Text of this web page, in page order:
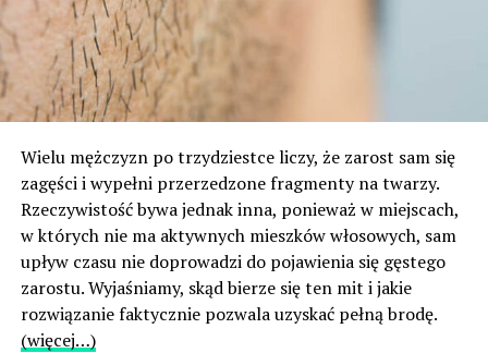
Wielu mężczyzn po trzydziestce liczy, że zarost sam się
zagęści i wypełni przerzedzone fragmenty na twarzy.
Rzeczywistość bywa jednak inna, ponieważ w miejscach,
w których nie ma aktywnych mieszków włosowych, sam
upływ czasu nie doprowadzi do pojawienia się gęstego
zarostu. Wyjaśniamy, skąd bierze się ten mit i jakie
rozwiązanie faktycznie pozwala uzyskać pełną brodę.
(więcej…)